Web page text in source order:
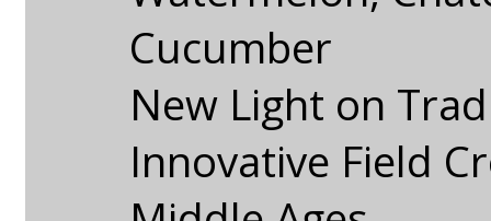
Cucumber
New Light on
Innovative Field